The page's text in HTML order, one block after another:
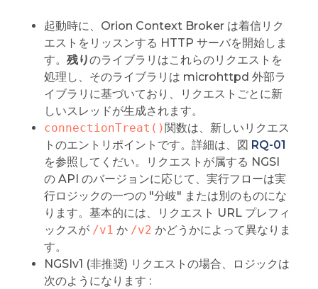
起動時に、Orion Context Broker は着信リク
エストをリッスンする HTTP サーバを開始しま
す。 残りのライブラリはこれらのリクエストを
処理し、そのライブラリは microhttpd 外部ラ
イブラリに基づいており、リクエストごとに新
しいスレッドが生成されます。
connectionTreat() 関数は、新しいリクエス
トのエントリポイントです。詳細は、図 RQ-01
を参照してくだい。リクエストが属する NGSI
の API のバージョンに応じて、実行フローは実
行ロジックの一つの "分岐" または別のものにな
ります。基本的には、リクエスト URL プレフィ
ックスが /v1 か /v2 かどうかによって異なりま
す。
NGSIv1 (非推奨) リクエストの場合、ロジックは
次のようになります :